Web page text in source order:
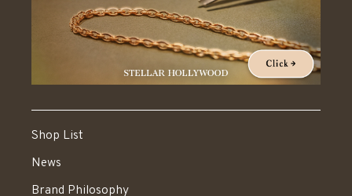
Shop List
News
Brand Philosophy